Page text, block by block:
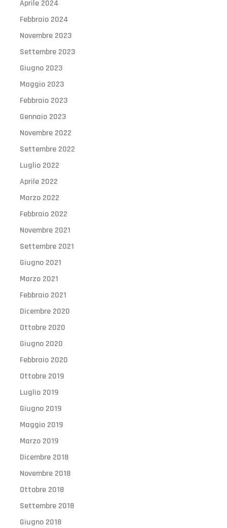
Aprile 2024
Febbraio 2024
Novembre 2023
Settembre 2023
Giugno 2023
Maggio 2023
Febbraio 2023
Gennaio 2023
Novembre 2022
Settembre 2022
Luglio 2022
Aprile 2022
Marzo 2022
Febbraio 2022
Novembre 2021
Settembre 2021
Giugno 2021
Marzo 2021
Febbraio 2021
Dicembre 2020
Ottobre 2020
Giugno 2020
Febbraio 2020
Ottobre 2019
Luglio 2019
Giugno 2019
Maggio 2019
Marzo 2019
Dicembre 2018
Novembre 2018
Ottobre 2018
Settembre 2018
Giugno 2018